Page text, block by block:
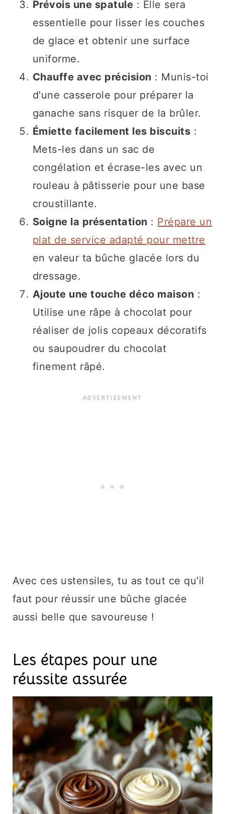
Prévois une spatule : Elle sera
essentielle pour lisser les couches
de glace et obtenir une surface
uniforme.
Chauffe avec précision : Munis-toi
d'une casserole pour préparer la
ganache sans risquer de la brûler.
Émiette facilement les biscuits :
Mets-les dans un sac de
congélation et écrase-les avec un
rouleau à pâtisserie pour une base
croustillante.
Soigne la présentation : Prépare un
plat de service adapté pour mettre
en valeur ta bûche glacée lors du
dressage.
Ajoute une touche déco maison :
Utilise une râpe à chocolat pour
réaliser de jolis copeaux décoratifs
ou saupoudrer du chocolat
finement râpé.
Avec ces ustensiles, tu as tout ce qu'il
faut pour réussir une bûche glacée
aussi belle que savoureuse !
Les étapes pour une
réussite assurée